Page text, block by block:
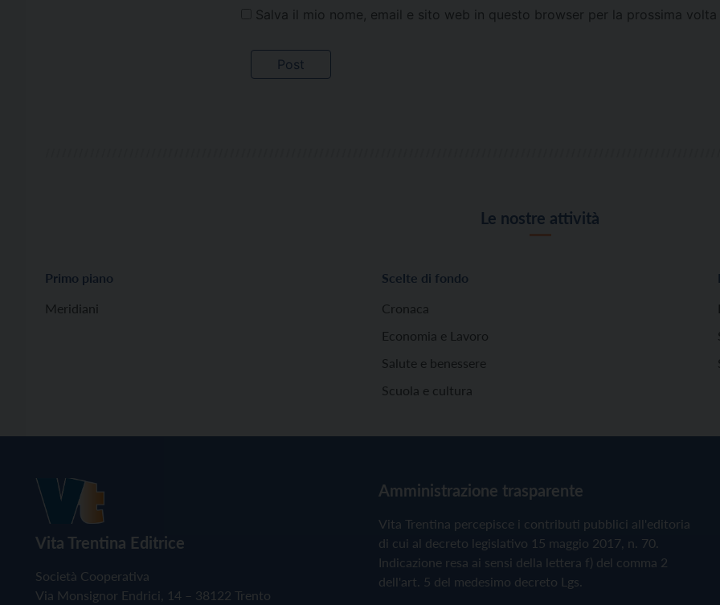
Salva il mio nome, email e sito web in questo browser per la prossima
Le nostre attività
Primo piano
Meridiani
Scelte di fondo
Cronaca
Economia e Lavoro
Salute e benessere
Scuola e cultura
Vita Trentina Editrice
Società Cooperativa
Via Monsignor Endrici, 14 – 38122 Trento
Amministrazione trasparente
Vita Trentina percepisce i contributi pubblici all'editoria
di cui al decreto legislativo 15 maggio 2017, n. 70.
Indicazione resa ai sensi della lettera f) del comma 2
dell'art. 5 del medesimo decreto Lgs.